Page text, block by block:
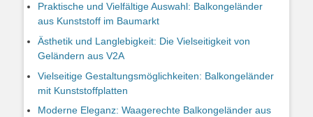
Praktische und Vielfältige Auswahl: Balkongeländer
aus Kunststoff im Baumarkt
Ästhetik und Langlebigkeit: Die Vielseitigkeit von
Geländern aus V2A
Vielseitige Gestaltungsmöglichkeiten: Balkongeländer
mit Kunststoffplatten
Moderne Eleganz: Waagerechte Balkongeländer aus